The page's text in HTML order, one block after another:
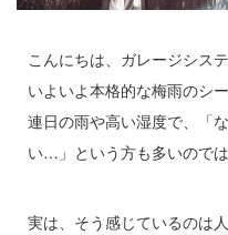
こんにちは、ガレージシステ
いよいよ本格的な梅雨のシ
連日の雨や高い湿度で、「
い…」という方も多いのでは
実は、そう感じているのは